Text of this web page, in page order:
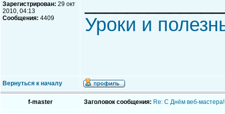
Зарегистрирован: 29 окт
2010, 04:13
Сообщения: 4409
Уроки и
Вернуться к началу
f-master Заголовок сообщения: Re: С Днём веб-мастера!